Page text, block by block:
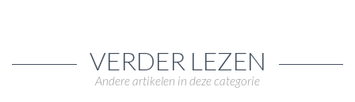
VERDER LEZEN
Andere artikelen in deze categorie